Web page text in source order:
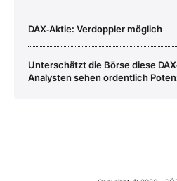
DAX‑Aktie: Verdoppler möglich
Unterschätzt die Börse diese
Analysten sehen ordentlich